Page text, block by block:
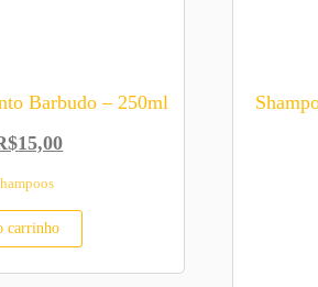
Barbudo – 250ml
preço original era: R$29,00.
15,00O preço atual é: R$15,00.
carrinho